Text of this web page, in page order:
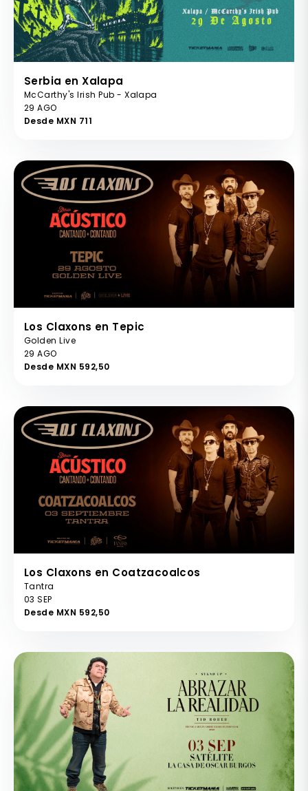
Serbia en Xalapa
McCarthy's Irish Pub - Xalapa
29 AGO
Desde MXN 711
Los Claxons en Tepic
Golden Live
29 AGO
Desde MXN 592,50
Los Claxons en Coatzacoalcos
Tantra
03 SEP
Desde MXN 592,50